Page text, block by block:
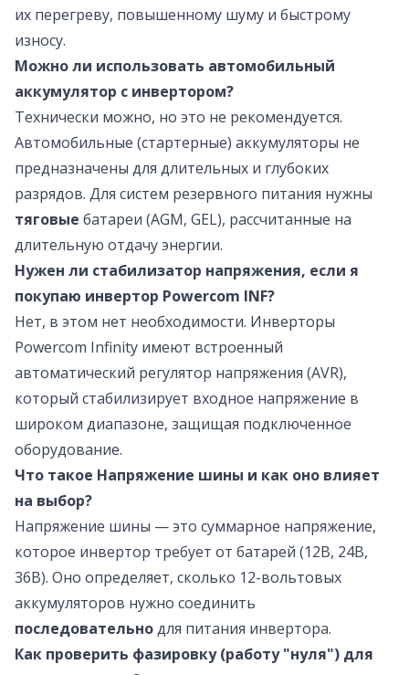
их перегреву, повышенному шуму и быстрому
износу.
Можно ли использовать автомобильный
аккумулятор с инвертором?
Технически можно, но это не рекомендуется.
Автомобильные (стартерные) аккумуляторы не
предназначены для длительных и глубоких
разрядов. Для систем резервного питания нужны
тяговые батареи (AGM, GEL), рассчитанные на
длительную отдачу энергии.
Нужен ли стабилизатор напряжения, если я
покупаю инвертор Powercom INF?
Нет, в этом нет необходимости. Инверторы
Powercom Infinity имеют встроенный
автоматический регулятор напряжения (AVR),
который стабилизирует входное напряжение в
широком диапазоне, защищая подключенное
оборудование.
Что такое Напряжение шины и как оно влияет
на выбор?
Напряжение шины — это суммарное напряжение,
которое инвертор требует от батарей (12В, 24В,
36В). Оно определяет, сколько 12-вольтовых
аккумуляторов нужно соединить
последовательнодля питания инвертора.
Как проверить фазировку (работу "нуля") для